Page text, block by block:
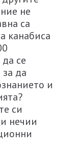
не
са
канабиса
се
да
и
си
нечии